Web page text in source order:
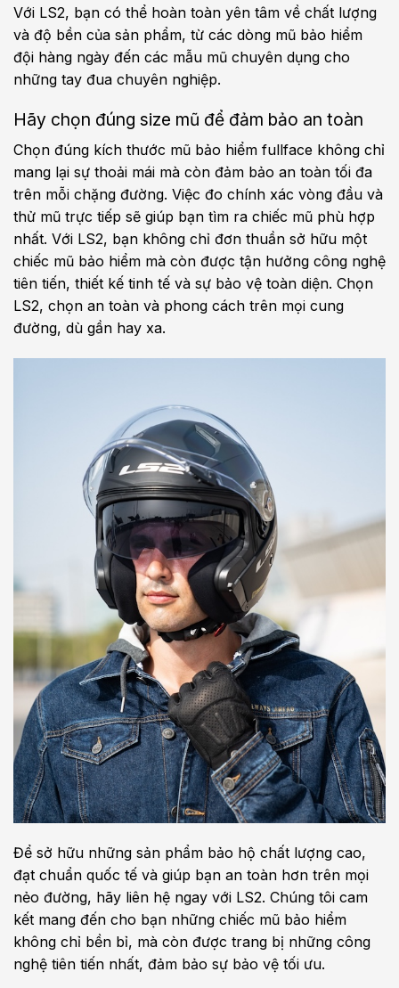
Với LS2, bạn có thể hoàn toàn yên tâm về chất lượng
và độ bền của sản phẩm, từ các dòng mũ bảo hiểm
đội hàng ngày đến các mẫu mũ chuyên dụng cho
những tay đua chuyên nghiệp.
Hãy chọn đúng size mũ để đảm bảo an toàn
Chọn đúng kích thước mũ bảo hiểm fullface không chỉ
mang lại sự thoải mái mà còn đảm bảo an toàn tối đa
trên mỗi chặng đường. Việc đo chính xác vòng đầu và
thử mũ trực tiếp sẽ giúp bạn tìm ra chiếc mũ phù hợp
nhất. Với LS2, bạn không chỉ đơn thuần sở hữu một
chiếc mũ bảo hiểm mà còn được tận hưởng công nghệ
tiên tiến, thiết kế tinh tế và sự bảo vệ toàn diện. Chọn
LS2, chọn an toàn và phong cách trên mọi cung
đường, dù gần hay xa.
Để sở hữu những sản phẩm bảo hộ chất lượng cao,
đạt chuẩn quốc tế và giúp bạn an toàn hơn trên mọi
nẻo đường, hãy liên hệ ngay với LS2. Chúng tôi cam
kết mang đến cho bạn những chiếc mũ bảo hiểm
không chỉ bền bỉ, mà còn được trang bị những công
nghệ tiên tiến nhất, đảm bảo sự bảo vệ tối ưu.